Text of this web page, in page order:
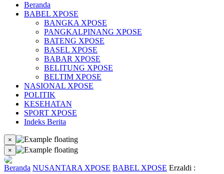
Beranda
BABEL XPOSE
BANGKA XPOSE
PANGKALPINANG XPOSE
BATENG XPOSE
BASEL XPOSE
BABAR XPOSE
BELITUNG XPOSE
BELTIM XPOSE
NASIONAL XPOSE
POLITIK
KESEHATAN
SPORT XPOSE
Indeks Berita
×
×
Beranda NUSANTARA XPOSE BABEL XPOSE Erzaldi :